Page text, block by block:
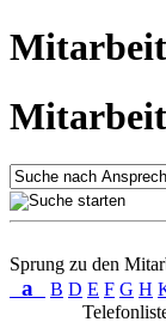
Sprung zu den
a B D E F G H